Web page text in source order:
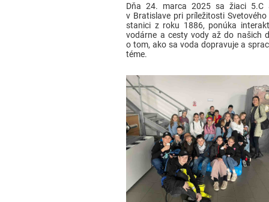
Dňa 24. marca 2025 sa žiaci 5.C
v Bratislave pri príležitosti
stanici z roku 1886, ponúka
vodárne a cesty vody až do našich
o tom, ako sa voda dopravuje a
téme.